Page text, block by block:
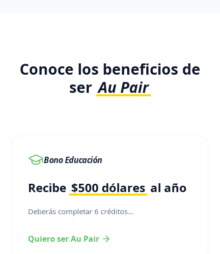
Conoce los beneficios de
ser Au Pair
Bono Educación
Recibe $500 dólares al año
Deberás completar 6 créditos...
Quiero ser Au Pair